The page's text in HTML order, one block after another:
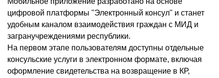
цифровой платформы "Электронный консул" и станет
удобным каналом взаимодействия граждан с МИД и
загранучреждениями республики.
На первом этапе пользователям доступны отдельные
консульские услуги в электронном формате, включая
оформление свидетельства на возвращение в КР,